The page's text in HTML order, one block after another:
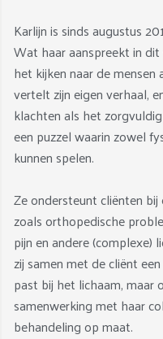
Karlijn is sinds augustus
Wat haar aanspreekt in
het kijken naar de
vertelt zijn eigen verhaal,
klachten als het
een puzzel waarin zowel
kunnen spelen.
Ze ondersteunt cliënten
zoals orthopedische
pijn en andere (complexe)
zij samen met de cliënt
past bij het lichaam, maar
samenwerking met haar
behandeling op maat.